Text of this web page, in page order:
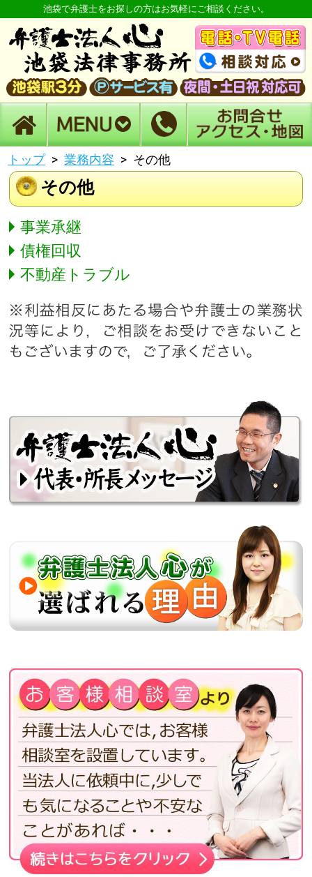
池袋で弁護士をお探しの方はお気軽にご相談ください。
トップ 業務内容 その他
その他
事業承継
債権回収
不動産トラブル